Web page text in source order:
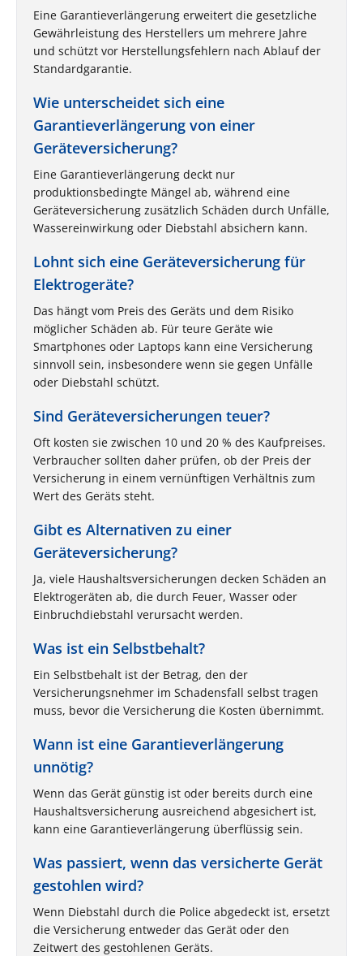
Eine Garantieverlängerung erweitert die gesetzliche
Gewährleistung des Herstellers um mehrere Jahre
und schützt vor Herstellungsfehlern nach Ablauf der
Standardgarantie.
Wie unterscheidet sich eine
Garantieverlängerung von einer
Geräteversicherung?
Eine Garantieverlängerung deckt nur
produktionsbedingte Mängel ab, während eine
Geräteversicherung zusätzlich Schäden durch Unfälle,
Wassereinwirkung oder Diebstahl absichern kann.
Lohnt sich eine Geräteversicherung für
Elektrogeräte?
Das hängt vom Preis des Geräts und dem Risiko
möglicher Schäden ab. Für teure Geräte wie
Smartphones oder Laptops kann eine Versicherung
sinnvoll sein, insbesondere wenn sie gegen Unfälle
oder Diebstahl schützt.
Sind Geräteversicherungen teuer?
Oft kosten sie zwischen 10 und 20 % des Kaufpreises.
Verbraucher sollten daher prüfen, ob der Preis der
Versicherung in einem vernünftigen Verhältnis zum
Wert des Geräts steht.
Gibt es Alternativen zu einer
Geräteversicherung?
Ja, viele Haushaltsversicherungen decken Schäden an
Elektrogeräten ab, die durch Feuer, Wasser oder
Einbruchdiebstahl verursacht werden.
Was ist ein Selbstbehalt?
Ein Selbstbehalt ist der Betrag, den der
Versicherungsnehmer im Schadensfall selbst tragen
muss, bevor die Versicherung die Kosten übernimmt.
Wann ist eine Garantieverlängerung
unnötig?
Wenn das Gerät günstig ist oder bereits durch eine
Haushaltsversicherung ausreichend abgesichert ist,
kann eine Garantieverlängerung überflüssig sein.
Was passiert, wenn das versicherte Gerät
gestohlen wird?
Wenn Diebstahl durch die Police abgedeckt ist, ersetzt
die Versicherung entweder das Gerät oder den
Zeitwert des gestohlenen Geräts.